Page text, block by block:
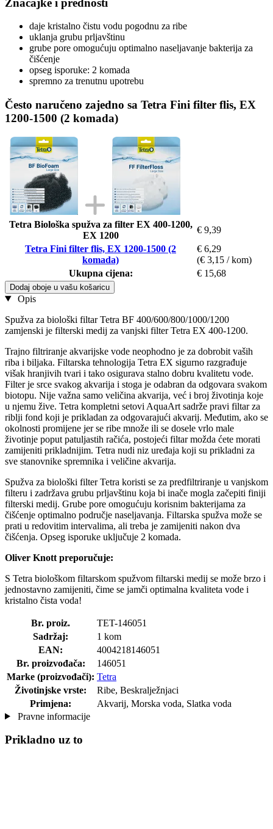
daje kristalno čistu vodu pogodnu za ribe
uklanja grubu prljavštinu
grube pore omogućuju optimalno naseljavanje bakterija za
čišćenje
opseg isporuke: 2 komada
spremno za trenutnu upotrebu
Često naručeno zajedno sa Tetra Fini filter flis, EX
1200-1500 (2 komada)
Tetra Biološka spužva za filter EX 400-1200,
EX 1200
€ 9,39
Tetra Fini filter flis, EX 1200-1500 (2
komada)
€ 6,29
(€ 3,15 / kom)
Ukupna cijena:
€ 15,68
Dodaj oboje u vašu košaricu
Opis
Spužva za biološki filtar Tetra BF 400/600/800/1000/1200
zamjenski je filterski medij za vanjski filter Tetra EX 400-1200.
Trajno filtriranje akvarijske vode neophodno je za dobrobit vaših
riba i biljaka. Filtarska tehnologija Tetra EX sigurno razgrađuje
višak hranjivih tvari i tako osigurava stalno dobru kvalitetu vode.
Filter je srce svakog akvarija i stoga je odabran da odgovara svakom
biotopu. Nije važna samo veličina akvarija, već i broj životinja koje
u njemu žive. Tetra kompletni setovi AquaArt sadrže pravi filtar za
riblji fond koji je prikladan za odgovarajući akvarij. Međutim, ako se
okolnosti promijene jer se ribe množe ili se dosele vrlo male
životinje poput patuljastih račića, postojeći filtar možda ćete morati
zamijeniti prikladnijim. Tetra nudi niz uređaja koji su prikladni za
sve stanovnike spremnika i veličine akvarija.
Spužva za biološki filter Tetra koristi se za predfiltriranje u vanjskom
filteru i zadržava grubu prljavštinu koja bi inače mogla začepiti finiji
filterski medij. Grube pore omogućuju korisnim bakterijama za
čišćenje optimalno područje naseljavanja. Filtarska spužva može se
prati u redovitim intervalima, ali treba je zamijeniti nakon dva
čišćenja. Opseg isporuke uključuje 2 komada.
Oliver Knott preporučuje:
S Tetra biološkom filtarskom spužvom filtarski medij se može brzo i
jednostavno zamijeniti, čime se jamči optimalna kvaliteta vode i
kristalno čista voda!
Br. proiz.
TET-146051
Sadržaj:
1 kom
EAN:
4004218146051
Br. proizvođača:
146051
Marke (proizvođači): Tetra
Životinjske vrste:
Ribe, Beskralježnjaci
Primjena:
Akvarij, Morska voda, Slatka voda
Pravne informacije
Prikladno uz to